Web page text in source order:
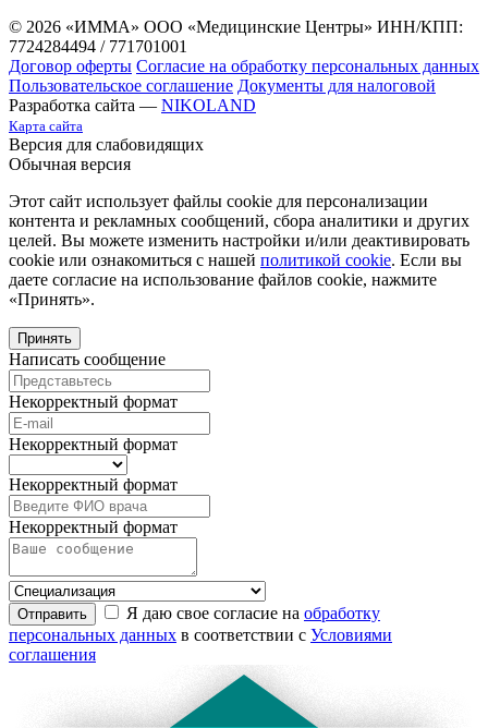
© 2026 «ИММА» ООО «Медицинские Центры» ИНН/КПП:
7724284494 / 771701001
Договор оферты Согласие на обработку персональных данных
Пользовательское соглашение Документы для налоговой
Разработка сайта — NIKOLAND
Карта сайта
Версия для слабовидящих
Обычная версия
Этот сайт использует файлы cookie для персонализации
контента и рекламных сообщений, сбора аналитики и других
целей. Вы можете изменить настройки и/или деактивировать
cookie или ознакомиться с нашей политикой cookie. Если вы
даете согласие на использование файлов cookie, нажмите
«Принять».
Принять
Написать сообщение
Некорректный формат
Некорректный формат
Некорректный формат
Некорректный формат
Отправить Я даю свое согласие на обработку
персональных данных в соответствии с Условиями
соглашения